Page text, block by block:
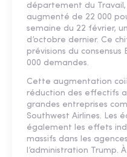
département du
augmenté de 22 000
semaine du 22 février,
d’octobre dernier. Ce
prévisions du
000 demandes.
Cette augmentation
réduction des effectifs
grandes entreprises
Southwest Airlines. Les
également les effets
massifs dans les
l’administration Trump.